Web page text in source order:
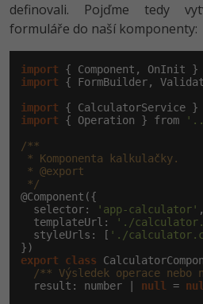
Kybernetická
Elektronický podpis
Fórum
definovali. Pojďme tedy
formuláře do naší komponenty:
import { Component, OnInit }
import { FormBuilder,
import { CalculatorService }
import { Operation } from
/**
* Komponenta kalkulačky.
* @export
*/
@Component({
  selector:
'app-calculator' ,
  templateUrl:
'./
  styleUrls: [
'./
export
class
/** Výsledek operace
  result: number |
null =